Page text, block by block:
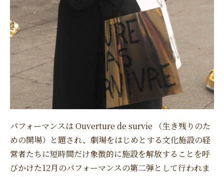
パフォーマンスは Ouverture de survie （生き残りのた
めの開場）と題され、劇場をはじめとする文化施設の経
営者たちに短時間だけ象徴的に施設を解放することを呼
びかけた12月のパフォーマンスの第二弾として行われま